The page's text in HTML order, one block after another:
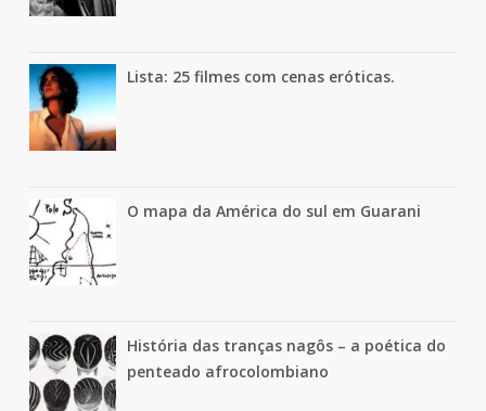
Lista: 25 filmes com cenas eróticas.
O mapa da América do sul em Guarani
História das tranças nagôs – a poética do
penteado afrocolombiano